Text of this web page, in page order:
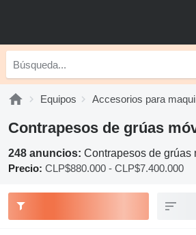
Equipos Accesorios para
Contrapesos de grúas
248 anuncios: Contrapesos de grúas
Precio: CLP$880.000 - CLP$7.400.000